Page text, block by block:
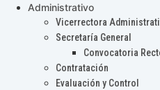
Administrativo
Vicerrectora
Secretaría General
Convocatoria
Contratación
Evaluación y Control